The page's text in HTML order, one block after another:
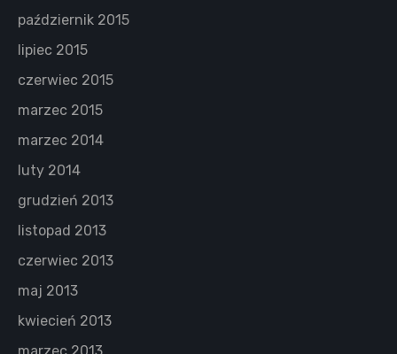
październik 2015
lipiec 2015
czerwiec 2015
marzec 2015
marzec 2014
luty 2014
grudzień 2013
listopad 2013
czerwiec 2013
maj 2013
kwiecień 2013